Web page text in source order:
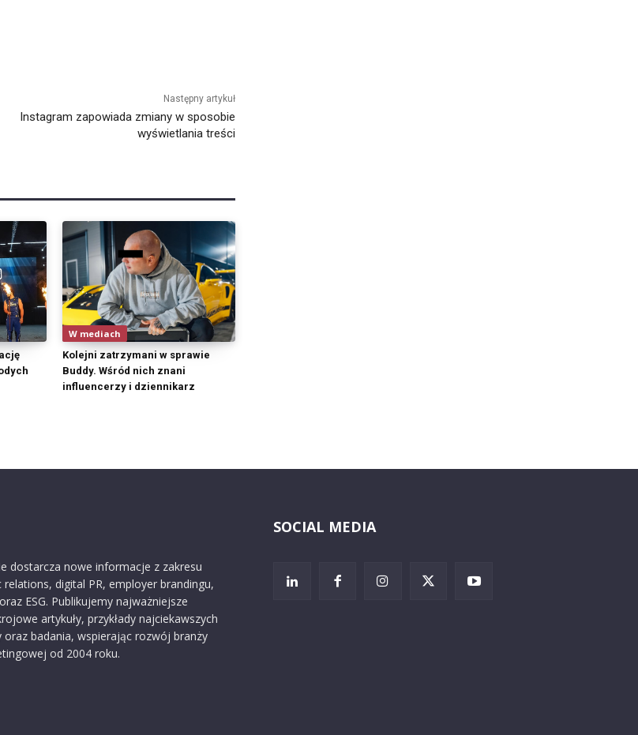
Następny artykuł
Instagram zapowiada zmiany w sposobie
wyświetlania treści
W mediach
Kolejni zatrzymani w sprawie
Buddy. Wśród nich znani
influencerzy i dziennikarz
dostarcza nowe informacje z zakresu
digital PR, employer brandingu,
ESG. Publikujemy najważniejsze
artykuły, przykłady najciekawszych
oraz badania, wspierając rozwój branży
od 2004 roku.
SOCIAL MEDIA